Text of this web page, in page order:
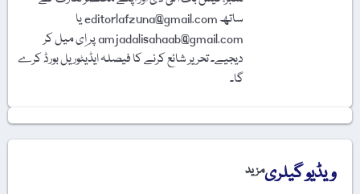
ساتھ editorlafzuna@gmail.com یا
amjadalisahaab@gmail.com پر اِی میل کر
دیجیے۔ تحریر شائع کرنے کا فیصلہ ایڈیٹوریل بورڈ کرے
گا۔
ویڈیو گیلریمزید